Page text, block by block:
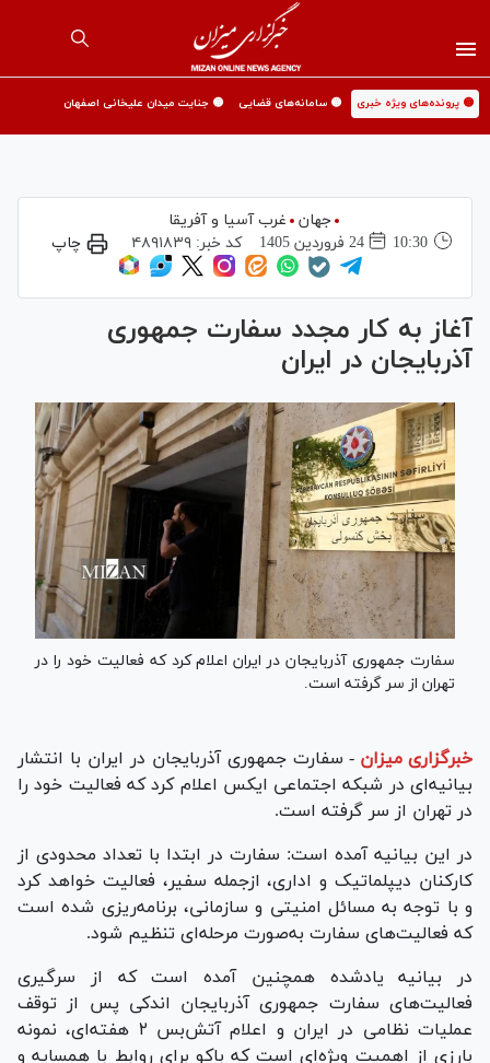
🟡 پرونده‌های ویژه خبری 🟡 سامانه‌های قضایی 🟡 جنایت میدان علیخانی اصفهان
جهان
غرب آسیا و آفریقا
10:30
24 فروردين 1405 کد خبر: ۴۸۹۱۸۳۹ چاپ
آغاز به کار مجدد سفارت جمهوری
آذربایجان در ایران
سفارت جمهوری آذربایجان در ایران اعلام کرد که فعالیت خود را در
تهران از سر گرفته است.
خبرگزاری میزان - سفارت جمهوری آذربایجان در ایران با انتشار
بیانیه‌ای در شبکه اجتماعی ایکس اعلام کرد که فعالیت خود را
در تهران از سر گرفته است.
در این بیانیه آمده است: سفارت در ابتدا با تعداد محدودی از
کارکنان دیپلماتیک و اداری، ازجمله سفیر، فعالیت خواهد کرد
و با توجه به مسائل امنیتی و سازمانی، برنامه‌ریزی شده است
که فعالیت‌های سفارت به‌صورت مرحله‌ای تنظیم شود.
در بیانیه یادشده همچنین آمده است که از سرگیری
فعالیت‌های سفارت جمهوری آذربایجان اندکی پس از توقف
عملیات نظامی در ایران و اعلام آتش‌بس ۲ هفته‌ای، نمونه
بارزی از اهمیت ویژه‌ای است که باکو برای روابط با همسایه و